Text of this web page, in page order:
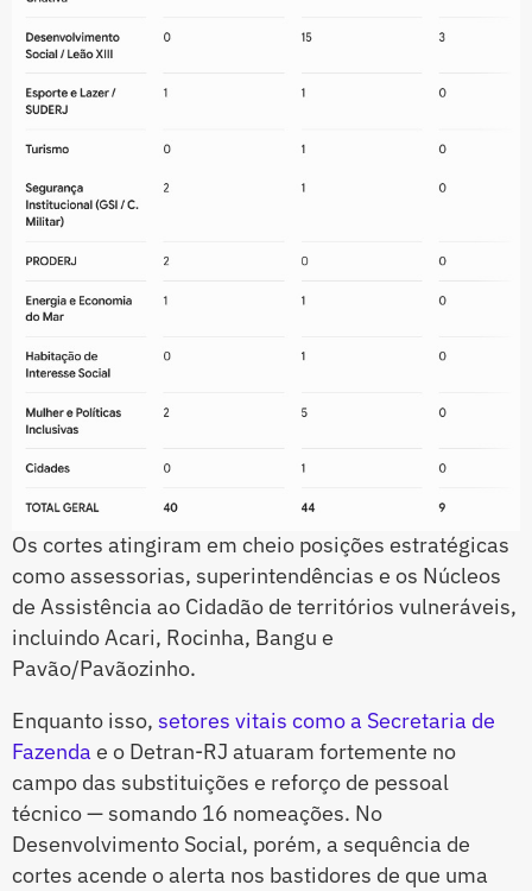
Os cortes atingiram em cheio posições estratégicas
como assessorias, superintendências e os Núcleos
de Assistência ao Cidadão de territórios vulneráveis,
incluindo Acari, Rocinha, Bangu e
Pavão/Pavãozinho.
Enquanto isso, setores vitais como a Secretaria de
Fazenda e o Detran-RJ atuaram fortemente no
campo das substituições e reforço de pessoal
técnico — somando 16 nomeações. No
Desenvolvimento Social, porém, a sequência de
cortes acende o alerta nos bastidores de que uma